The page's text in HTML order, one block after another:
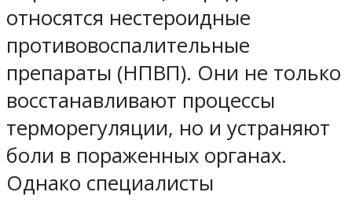
относятся нестероидные
противовоспалительные
препараты (НПВП). Они не только
восстанавливают процессы
терморегуляции, но и устраняют
боли в пораженных органах.
Однако специалисты